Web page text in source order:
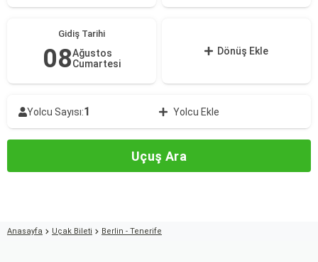
Gidiş Tarihi
08Ağustos
Cumartesi
Dönüş Ekle
Yolcu Sayısı:1 Yolcu Ekle
Uçuş Ara
Anasayfa Uçak Bileti Berlin - Tenerife